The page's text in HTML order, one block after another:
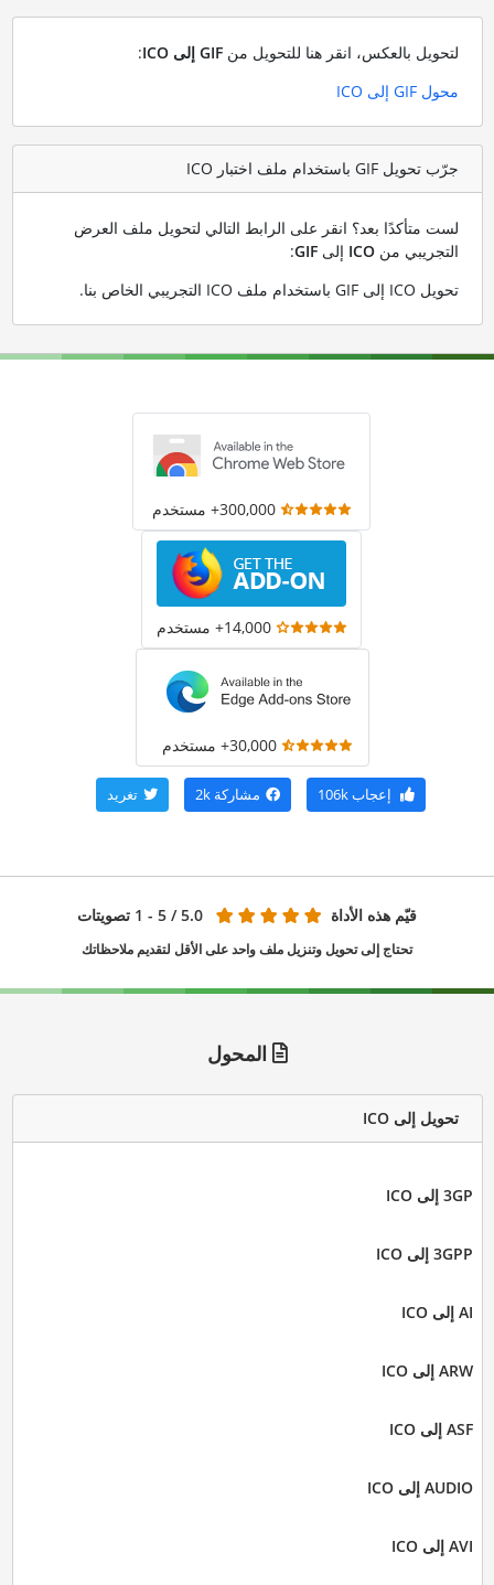
لتحويل بالعكس، انقر هنا للتحويل من GIF إلى ICO
:
محول GIF إلى ICO
جرّب تحويل GIF باستخدام ملف اختبار ICO
لست متأكدًا بعد؟ انقر على الرابط التالي لتحويل ملف العرض
التجريبي من ICOإلى GIF
:
تحويل ICO إلى GIF باستخدام ملف ICO التجريبي الخاص بنا
.
300,000+ مستخدم
14,000+ مستخدم
30,000+ مستخدم
إعجاب106k مشاركة 2k تغريد
قيّم هذه الأداة 5.0 / 5 - 1 تصويتات
تحتاج إلى تحويل وتنزيل ملف واحد على الأقل لتقديم ملاحظاتك
المحول
تحويل إلى ICO
3GP إلى ICO
3GPP إلى ICO
AI إلى ICO
ARW إلى ICO
ASF إلى ICO
AUDIO إلى ICO
AVI إلى ICO